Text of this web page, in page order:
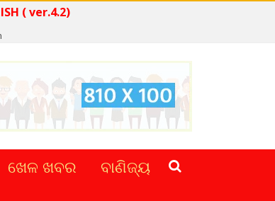
IN ENGLISH ( ver.4.2)
ଖେଳ ଖବର
ବାଣିଜ୍ୟ